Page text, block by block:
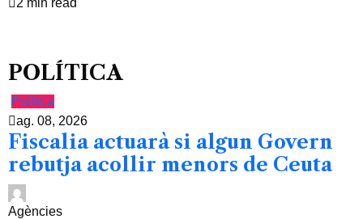
POLÍTICA
Política
ag. 08, 2026
Fiscalia actuarà si algun Govern
rebutja acollir menors de Ceuta
Agències